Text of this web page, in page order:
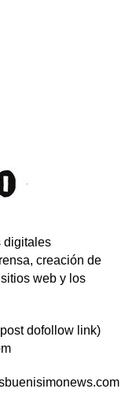
digitales
creación de
web y los
dofollow link)